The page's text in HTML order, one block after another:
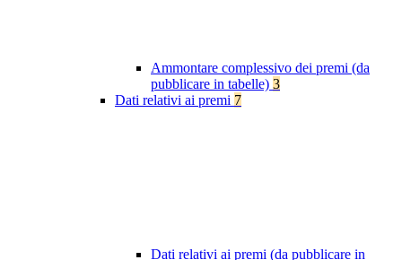
Ammontare complessivo dei premi (da
pubblicare in tabelle) 3
Dati relativi ai premi 7
Dati relativi ai premi (da pubblicare in